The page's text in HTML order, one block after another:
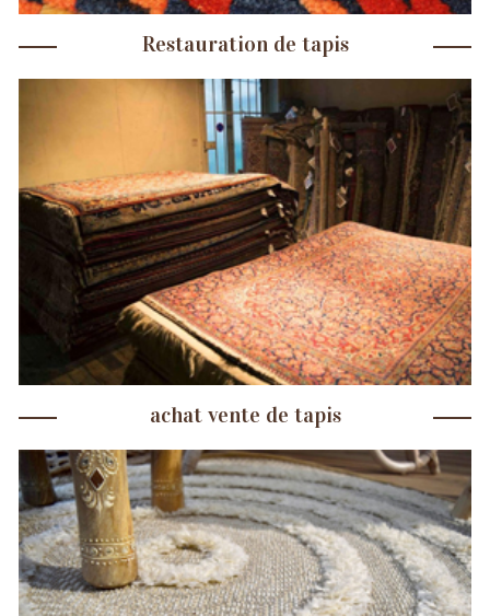
Restauration de tapis
achat vente de tapis